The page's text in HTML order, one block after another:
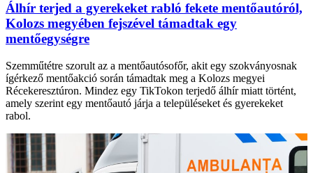
Álhír terjed a gyerekeket rabló fekete mentőautóról,
Kolozs megyében fejszével támadtak egy
mentőegységre
Szemműtétre szorult az a mentőautósofőr, akit egy szokványosnak
ígérkező mentőakció során támadtak meg a Kolozs megyei
Récekeresztúron. Mindez egy TikTokon terjedő álhír miatt történt,
amely szerint egy mentőautó járja a településeket és gyerekeket
rabol.